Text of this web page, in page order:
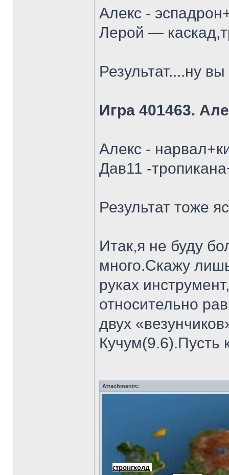
Алекс -
Лерой —
Результат....ну
Игра 401463.
Алекс -
Дав11 -
Результат тоже
Итак,я не буду
много.Скажу
руках
относительно
двух
Кучум(9.6).Пусть
Attachments: